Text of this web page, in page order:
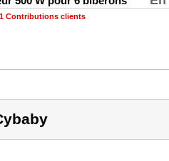
1 Contributions clients